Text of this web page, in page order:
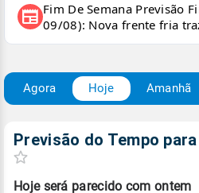
newspaper Fim De Semana Previsão
09/08): Nova frente fria
para áreas do país
Agora Hoje Amanhã
Previsão do Tempo
Hoje será parecido com ontem